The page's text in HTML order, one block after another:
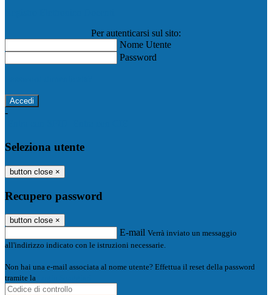
Per autenticarsi sul sito:
Nome Utente
Password
-
Seleziona utente
button close ×
Recupero password
button close ×
E-mail Verrà inviato un messaggio
all'indirizzo indicato con le istruzioni necessarie.
Non hai una e-mail associata al nome utente? Effettua il reset della password
tramite la